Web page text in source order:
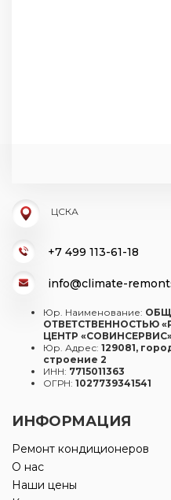
ЦСКА
+7 499 113-61-18
info@climate-
Юр. Наименование:
ОТВЕТСТВЕННОСТЬЮ
ЦЕНТР
Юр. Адрес: 129081,
строение 2
ИНН: 7715011363
ОГРН: 1027739341541
ИНФОРМАЦИЯ
Ремонт кондиционеров
О нас
Наши цены